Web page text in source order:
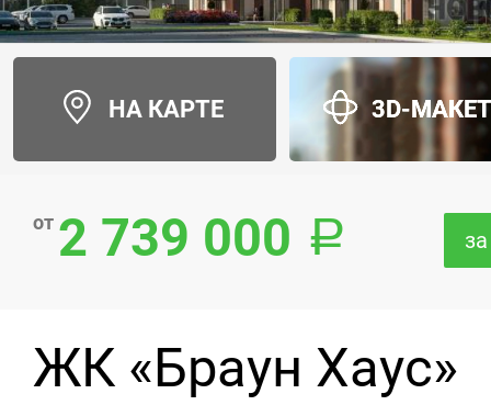
НА КАРТЕ 3D-
от 2 739 000
ЖК «Браун Хаус»